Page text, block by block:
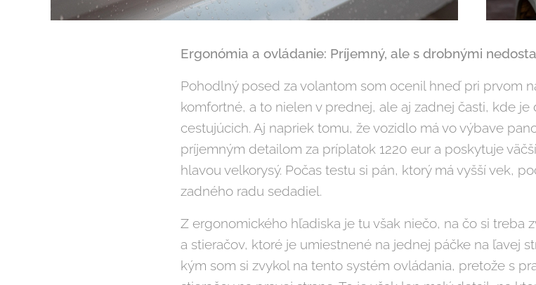
Ergonómia a ovládanie: Príjemný, ale s drobnými
Pohodlný posed za volantom som ocenil hneď pri prvom
komfortné, a to nielen v prednej, ale aj zadnej časti, kde
cestujúcich. Aj napriek tomu, že vozidlo má vo výbave
príjemným detailom za príplatok 1220 eur a poskytuje
hlavou velkorysý. Počas testu si pán, ktorý má vyšší vek,
zadného radu sedadiel.
Z ergonomického hľadiska je tu však niečo, na čo si treba
a stieračov, ktoré je umiestnené na jednej páčke na ľavej
kým som si zvykol na tento systém ovládania, pretože s